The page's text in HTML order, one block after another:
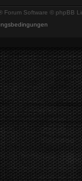
Forum Software © phpBB